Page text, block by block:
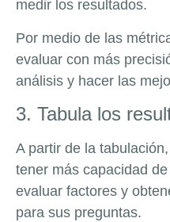
medir los resultados.
Por medio de las
evaluar con más
análisis y hacer las
3. Tabula los
A partir de la
tener más capacidad
evaluar factores y
para sus preguntas.